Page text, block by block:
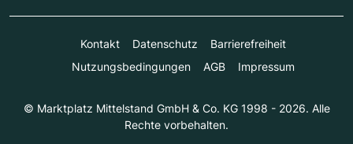
Kontakt Datenschutz
Barrierefreiheit
Nutzungsbedingungen
AGB Impressum
© Marktplatz Mittelstand GmbH & Co. KG 1998 - 2026. Alle
Rechte vorbehalten.